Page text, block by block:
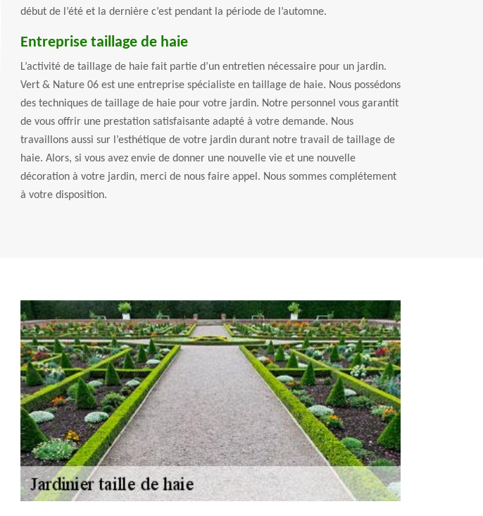
début de l’été et la dernière c’est pendant la période de l’automne.
Entreprise taillage de haie
L’activité de taillage de haie fait partie d’un entretien nécessaire pour un jardin.
Vert & Nature 06 est une entreprise spécialiste en taillage de haie. Nous possédons
des techniques de taillage de haie pour votre jardin. Notre personnel vous garantit
de vous offrir une prestation satisfaisante adapté à votre demande. Nous
travaillons aussi sur l’esthétique de votre jardin durant notre travail de taillage de
haie. Alors, si vous avez envie de donner une nouvelle vie et une nouvelle
décoration à votre jardin, merci de nous faire appel. Nous sommes complétement
à votre disposition.